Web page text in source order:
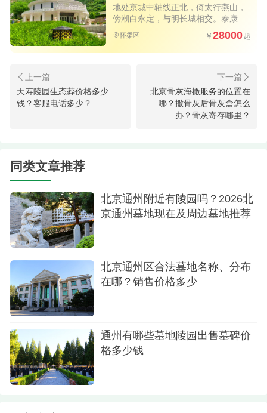
捷和个性化的纪念方式。在通惠陵园，数字壁葬的
价格相对亲民，让每一个家庭都能找到适合自己的
安葬方式。
根据2024年的最新信息，通惠陵园的数字壁葬
价格大约在5万元左右。这一价格相较于传统立碑墓
地来说，更加经济实惠，同时也符合现代人对于环
以永久保存，为家属提供了一份永恒的思念。
通惠陵园的数字壁葬价格亲民且环保，是现代
人选择殡葬方式的一个不错选择。同时，陵园还提
供多种其他殡葬方式，以满足不同家庭的需求和预
算。在选择殡葬方式时，建议家属根据自己的实际
情况和预算进行考虑，选择最适合自己的方式来表
达对逝者的思念和敬意。
地处京城中轴线正北，倚太行燕山，
傍潮白永定，与明长城相交。泰康旗
下力作，独具匠心的树葬艺术墓碑，
北京为数不多的优质陵园
怀柔区 28000
天寿陵园生态葬价格多少
钱？客服电话多少？
北京骨灰海撒服务的位置在
哪？撒骨灰后骨灰盒怎么
办？骨灰寄存哪里？
同类文章推荐
北京通州附近有陵园吗？2026北
京通州墓地现在及周边墓地推荐
北京通州区合法墓地名称、分布
在哪？销售价格多少
通州有哪些墓地陵园出售墓碑价
格多少钱